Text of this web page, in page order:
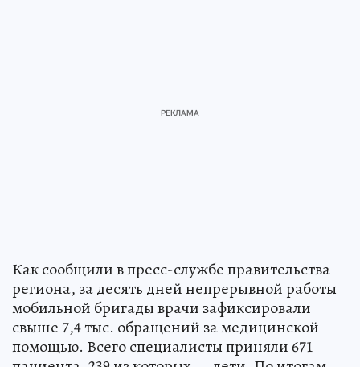
Как сообщили в пресс-службе правительства
региона, за десять дней непрерывной работы
мобильной бригады врачи зафиксировали
свыше 7,4 тыс. обращений за медицинской
помощью. Всего специалисты приняли 671